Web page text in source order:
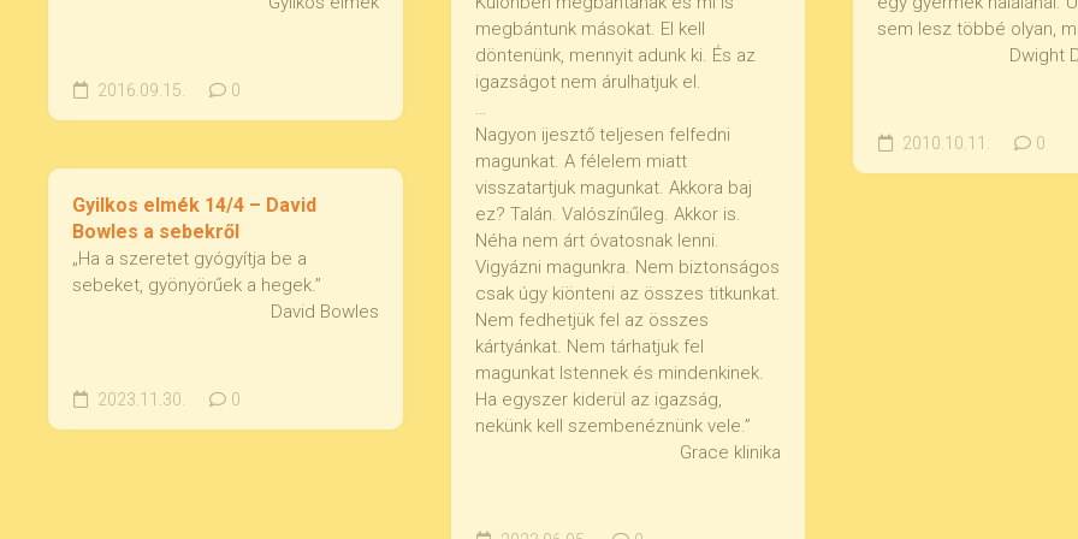
2016.09.15. 0
megbántunk másokat. El kell
döntenünk, mennyit adunk ki. És az
igazságot nem árulhatjuk el.
…
Nagyon ijesztő teljesen felfedni
magunkat. A félelem miatt
visszatartjuk magunkat. Akkora baj
ez? Talán. Valószínűleg. Akkor is.
Néha nem árt óvatosnak lenni.
Vigyázni magunkra. Nem biztonságos
csak úgy kiönteni az összes titkunkat.
Nem fedhetjük fel az összes
kártyánkat. Nem tárhatjuk fel
magunkat Istennek és mindenkinek.
Ha egyszer kiderül az igazság,
nekünk kell szembenéznünk vele.”
Grace klinika
sem lesz többé olyan,
Dwight
2010.10.11. 0
Gyilkos elmék 14/4 – David
Bowles a sebekről
„Ha a szeretet gyógyítja be a
sebeket, gyönyörűek a hegek.”
David Bowles
2023.11.30. 0